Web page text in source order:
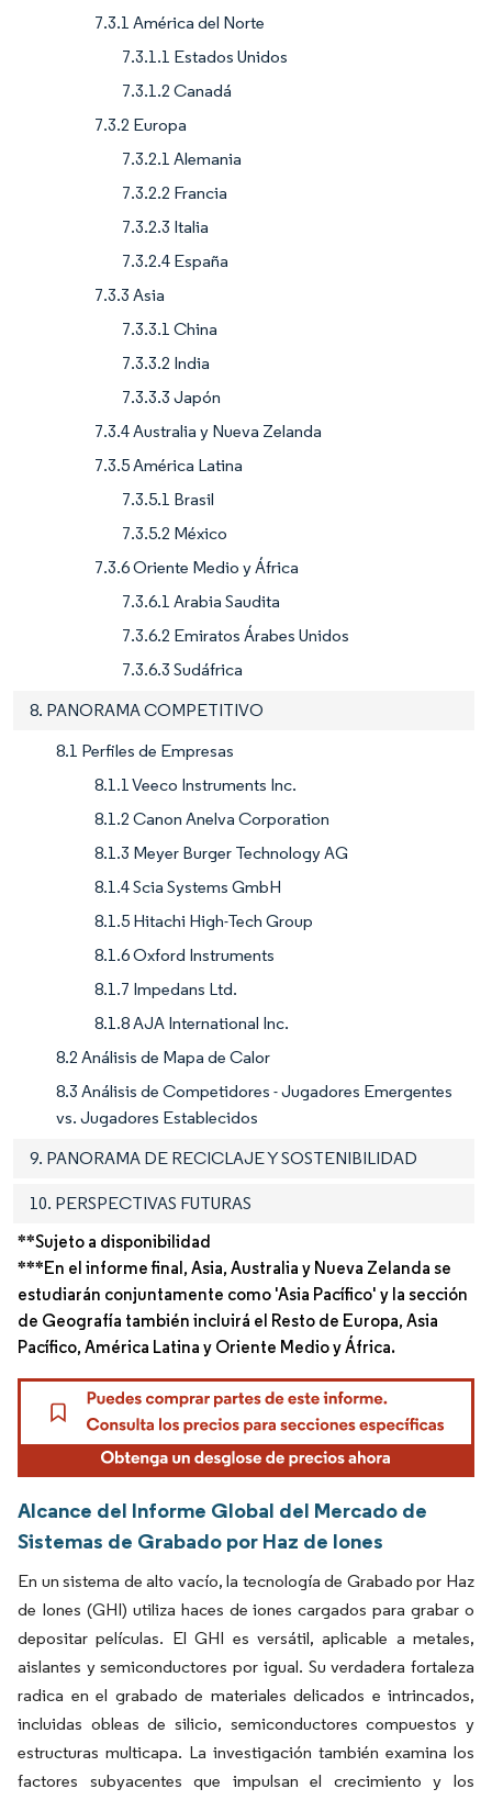
7.3.1 América del Norte
7.3.1.1 Estados Unidos
7.3.1.2 Canadá
7.3.2 Europa
7.3.2.1 Alemania
7.3.2.2 Francia
7.3.2.3 Italia
7.3.2.4 España
7.3.3 Asia
7.3.3.1 China
7.3.3.2 India
7.3.3.3 Japón
7.3.4 Australia y Nueva Zelanda
7.3.5 América Latina
7.3.5.1 Brasil
7.3.5.2 México
7.3.6 Oriente Medio y África
7.3.6.1 Arabia Saudita
7.3.6.2 Emiratos Árabes Unidos
7.3.6.3 Sudáfrica
8. PANORAMA COMPETITIVO
8.1 Perfiles de Empresas
8.1.1 Veeco Instruments Inc.
8.1.2 Canon Anelva Corporation
8.1.3 Meyer Burger Technology AG
8.1.4 Scia Systems GmbH
8.1.5 Hitachi High-Tech Group
8.1.6 Oxford Instruments
8.1.7 Impedans Ltd.
8.1.8 AJA International Inc.
8.2 Análisis de Mapa de Calor
8.3 Análisis de Competidores - Jugadores Emergentes
vs. Jugadores Establecidos
9. PANORAMA DE RECICLAJE Y SOSTENIBILIDAD
10. PERSPECTIVAS FUTURAS
**Sujeto a disponibilidad
***En el informe final, Asia, Australia y Nueva Zelanda se
estudiarán conjuntamente como 'Asia Pacífico' y la sección
de Geografía también incluirá el Resto de Europa, Asia
Pacífico, América Latina y Oriente Medio y África.
Alcance del Informe Global del Mercado de
Sistemas de Grabado por Haz de Iones
En un sistema de alto vacío, la tecnología de Grabado por Haz
de Iones (GHI) utiliza haces de iones cargados para grabar o
depositar películas. El GHI es versátil, aplicable a metales,
aislantes y semiconductores por igual. Su verdadera fortaleza
radica en el grabado de materiales delicados e intrincados,
incluidas obleas de silicio, semiconductores compuestos y
estructuras multicapa. La investigación también examina los
factores subyacentes que impulsan el crecimiento y los